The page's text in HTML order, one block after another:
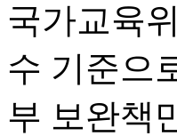
국가교육
수 기준으
부 보완책